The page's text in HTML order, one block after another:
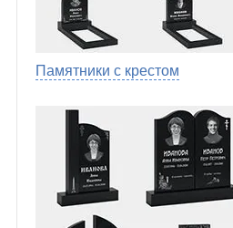
Памятники с крестом